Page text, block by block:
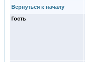
Вернуться к началу
Гость